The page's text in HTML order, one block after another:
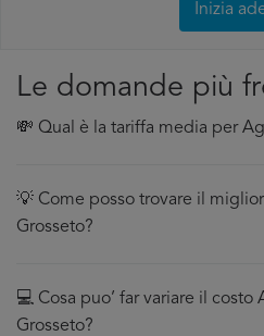
Inizia
Le domande più
💸 Qual è la tariffa media per
💡 Come posso trovare il
Grosseto?
💻 Cosa puo’ far variare il costo
Grosseto?